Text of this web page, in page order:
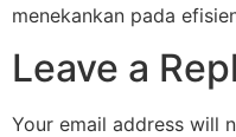
menekankan pada
Leave a
Your email address will